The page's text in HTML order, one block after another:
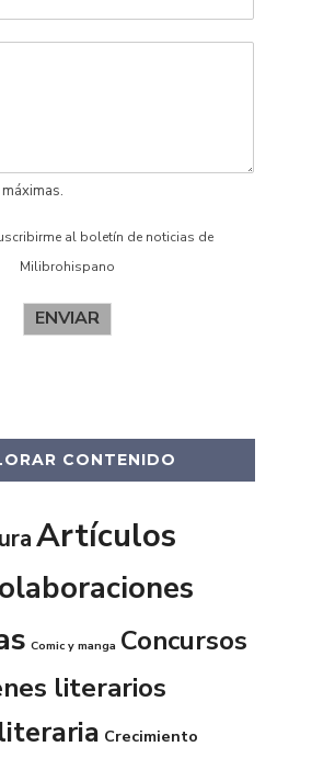
l
al boletín de noticias de
Milibrohispano
ENVIAR
CONTENIDO
Artículos
Comic y manga Concursos
literarios
Crecimiento